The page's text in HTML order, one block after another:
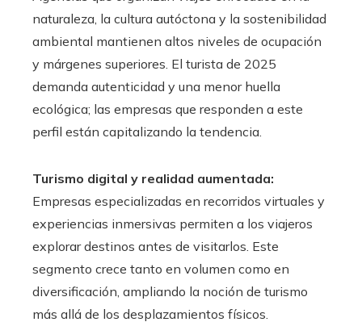
naturaleza, la cultura autóctona y la sostenibilidad
ambiental mantienen altos niveles de ocupación
y márgenes superiores. El turista de 2025
demanda autenticidad y una menor huella
ecológica; las empresas que responden a este
perfil están capitalizando la tendencia.
Turismo digital y realidad aumentada:
Empresas especializadas en recorridos virtuales y
experiencias inmersivas permiten a los viajeros
explorar destinos antes de visitarlos. Este
segmento crece tanto en volumen como en
diversificación, ampliando la noción de turismo
más allá de los desplazamientos físicos.